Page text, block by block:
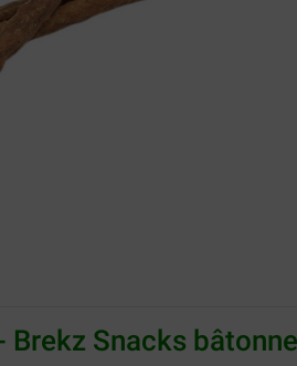
Snacks